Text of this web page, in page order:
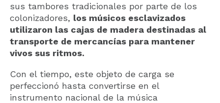
sus tambores tradicionales por parte de los
colonizadores, los músicos esclavizados
utilizaron las cajas de madera destinadas al
transporte de mercancías para mantener
vivos sus ritmos.
Con el tiempo, este objeto de carga se
perfeccionó hasta convertirse en el
instrumento nacional de la música